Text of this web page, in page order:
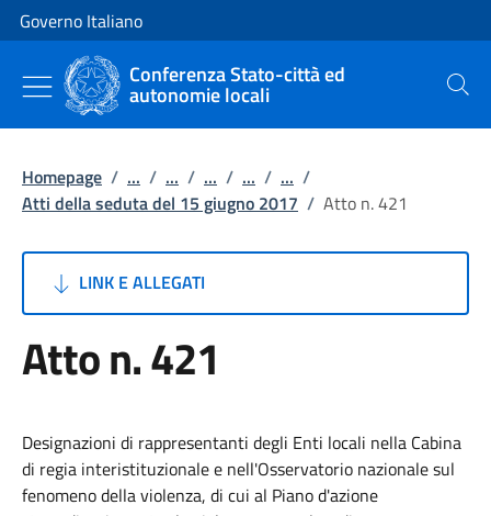
Vai al contenuto
Vai alla navigazione del sito
Governo Italiano
Conferenza Stato-città ed
autonomie locali Cerca
Homepage / ... / ... / ... / ... / ... /
Atti della seduta del 15 giugno 2017 / Atto n. 421
LINK E ALLEGATI
Atto n. 421
Designazioni di rappresentanti degli Enti locali nella Cabina
di regia interistituzionale e nell'Osservatorio nazionale sul
fenomeno della violenza, di cui al Piano d'azione